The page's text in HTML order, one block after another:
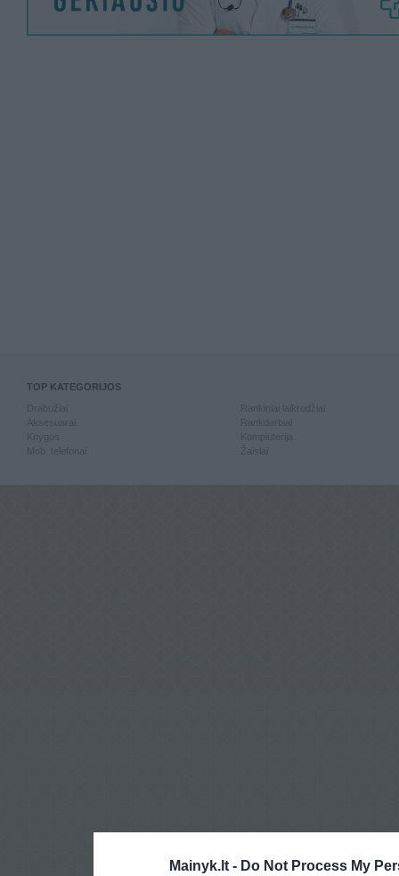
Mainyk.lt - Do Not Process My
TOP KATEGORIJOS
Knygos
Mob. telefonai
Kompiuterija
Žaislai